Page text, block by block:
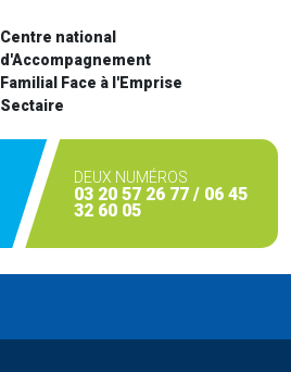
Centre national
d'Accompagnement
Familial Face à l'Emprise
Sectaire
DEUX NUMÉROS
03 20 57 26 77 / 06 45
32 60 05